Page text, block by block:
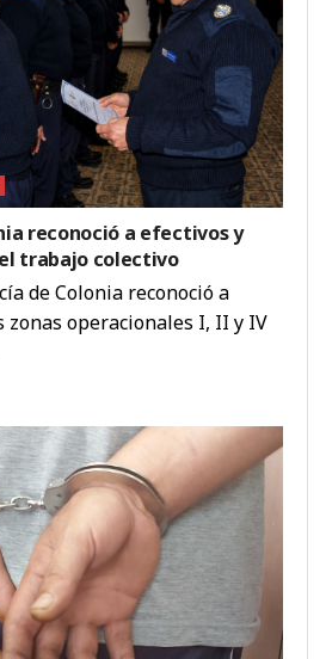
reconoció a efectivos y
trabajo colectivo
de Colonia reconoció a
operacionales I, II y IV